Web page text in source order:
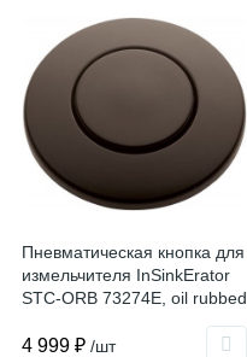
Пневматическая кнопка для
измельчителя InSinkErator
STC-ORB 73274E, oil rubbed
4 999 ₽ /шт